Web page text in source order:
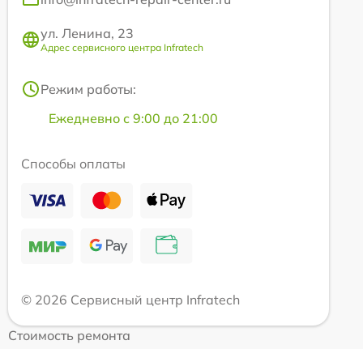
ул. Ленина, 23
Адрес сервисного центра Infratech
Режим работы:
Ежедневно с 9:00 до 21:00
Способы оплаты
© 2026 Сервисный центр Infratech
Стоимость ремонта